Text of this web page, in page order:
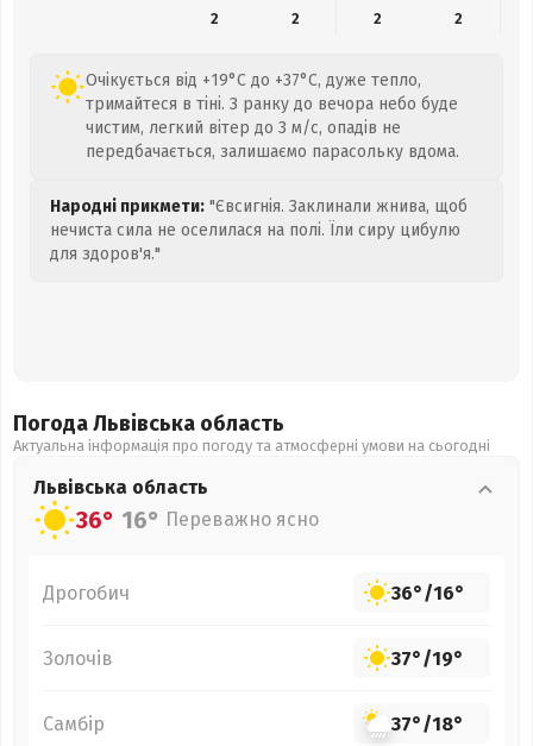
2
2 2 2
Очікується від +19°C до +37°C, дуже тепло,
тримайтеся в тіні. З ранку до вечора небо буде
чистим, легкий вітер до 3 м/с, опадів не
передбачається, залишаємо парасольку вдома.
Народні прикмети: "Євсигнія. Заклинали жнива, щоб
нечиста сила не оселилася на полі. Їли сиру цибулю
для здоров'я."
Погода Львівська область
Актуальна інформація про погоду та атмосферні умови на сьогодні
Львівська область
36° 16° Переважно ясно
Дрогобич 36°/16°
Золочів 37°/19°
Самбір 37°/18°